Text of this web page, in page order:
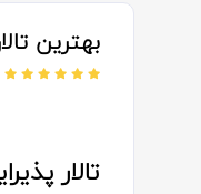
بهترین
تالار